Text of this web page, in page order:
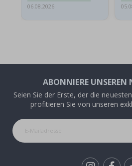
06.08.2026
ABONNIERE UNSEREN
Seien Sie der Erste, der die
profitieren Sie von unseren